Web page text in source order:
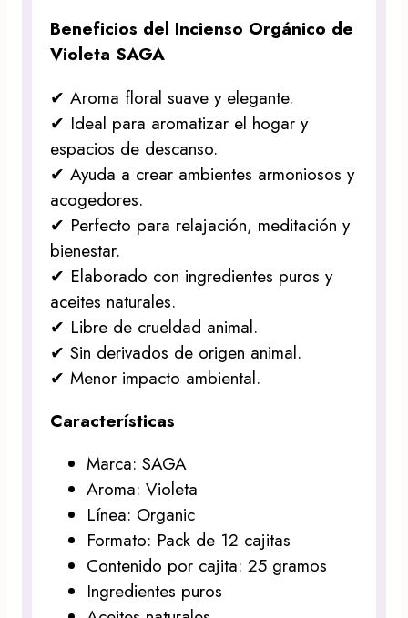
Beneficios del Incienso Orgánico de
Violeta SAGA
✔ Aroma floral suave y elegante.
✔ Ideal para aromatizar el hogar y
espacios de descanso.
✔ Ayuda a crear ambientes armoniosos y
acogedores.
✔ Perfecto para relajación, meditación y
bienestar.
✔ Elaborado con ingredientes puros y
aceites naturales.
✔ Libre de crueldad animal.
✔ Sin derivados de origen animal.
✔ Menor impacto ambiental.
Características
Marca: SAGA
Aroma: Violeta
Línea: Organic
Formato: Pack de 12 cajitas
Contenido por cajita: 25 gramos
Ingredientes puros